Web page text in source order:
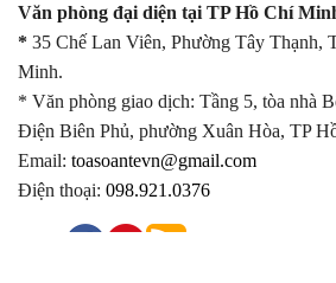
Văn phòng đại diện tại TP Hồ Chí
* 35 Chế Lan Viên, Phường Tây Thạnh,
Minh.
* Văn phòng giao dịch: Tầng 5, tòa nhà
Điện Biên Phủ, phường Xuân Hòa, TP
Email: toasoantevn@gmail.com
Điện thoại: 098.921.0376